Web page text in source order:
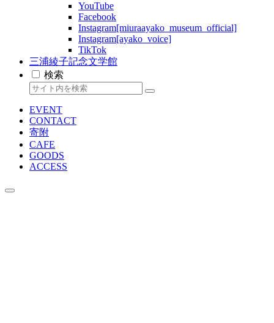
YouTube
Facebook
Instagram[miuraayako_museum_official]
Instagram[ayako_voice]
TikTok
三浦綾子記念文学館
検索
EVENT
CONTACT
寄附
CAFE
GOODS
ACCESS